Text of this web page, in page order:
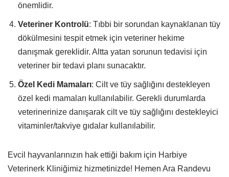
önemlidir.
Veteriner Kontrolü: Tıbbi bir sorundan kaynaklanan tüy
dökülmesini tespit etmek için veteriner hekime
danışmak gereklidir. Altta yatan sorunun tedavisi için
veteriner bir tedavi planı sunacaktır.
Özel Kedi Mamaları: Cilt ve tüy sağlığını destekleyen
özel kedi mamaları kullanılabilir. Gerekli durumlarda
veterinerinize danışarak cilt ve tüy sağlığını destekleyici
vitaminler/takviye gıdalar kullanılabilir.
Evcil hayvanlarınızın hak ettiği bakım için Harbiye
Veterinerk Kliniğimiz hizmetinizde! Hemen Ara Randevu